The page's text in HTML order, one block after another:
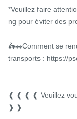
*Veuillez faire
ng pour éviter des
🛵🚗Comment se
transports : https://
❰ ❰ ❰ ❰ Veuillez
❱ ❱